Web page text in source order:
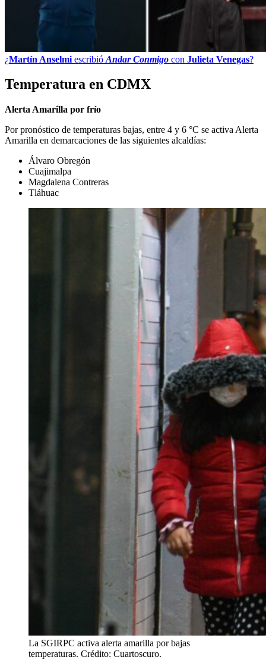
¿Martín Anselmi escribió Andar Conmigo con Julieta Venegas?
Temperatura en CDMX
Alerta Amarilla por frío
Por pronóstico de temperaturas bajas, entre 4 y 6 °C se activa Alerta
Amarilla en demarcaciones de las siguientes alcaldías:
Álvaro Obregón
Cuajimalpa
Magdalena Contreras
Tláhuac
La SGIRPC activa alerta amarilla por bajas
temperaturas. Crédito: Cuartoscuro.